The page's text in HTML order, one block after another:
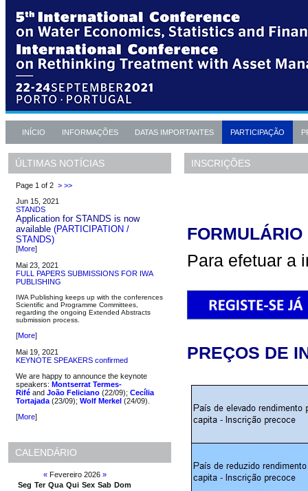
INÍCIO INFORMAÇÕES DATAS IMPORTANTES PARTICIPAÇÃO
ÚLTIMAS NOTÍCIAS
Page 1 of 2 > >>
Jun 15, 2021
STANDS
Application for STANDS is now
available (PARTICIPATION /
STANDS)
[More]
Mai 23, 2021
FULL PAPERS SUBMISSIONS FOR IWA
PUBLISHING
IWA Publishing keeps up with the conferences
Scientific and Programme Committees,
regarding the ongoing Extended Abstracts
submission process.
[More]
Mai 19, 2021
KEYNOTE SPEAKERS confirmed
We are happy to announce the keynote
speakers: Montserrat Termes-
Rifé and João Feliciano (22/09); Cecília
Tortajada (23/09); Wolf Merkel (24/09).
[More]
CALENDÁRIO
«Fevereiro 2026 »
Seg Ter Qua Qui Sex Sab Dom
INSCRIÇÕES
Para efetuar a
PREÇOS DE